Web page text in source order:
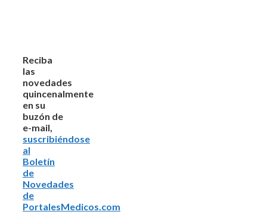
Reciba
las
novedades
quincenalmente
en su
buzón de
e-mail,
suscribiéndose
al
Boletín
de
Novedades
de
PortalesMedicos.com